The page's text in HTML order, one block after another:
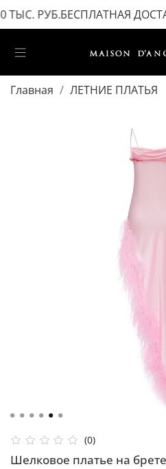
РУБ.БЕСПЛАТНАЯ
Главная ЛЕТНИЕ ПЛАТЬЯ
(0)
Шелковое платье на